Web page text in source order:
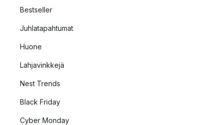
Bestseller
Juhlatapahtumat
Huone
Lahjavinkkejä
Nest Trends
Black Friday
Cyber Monday